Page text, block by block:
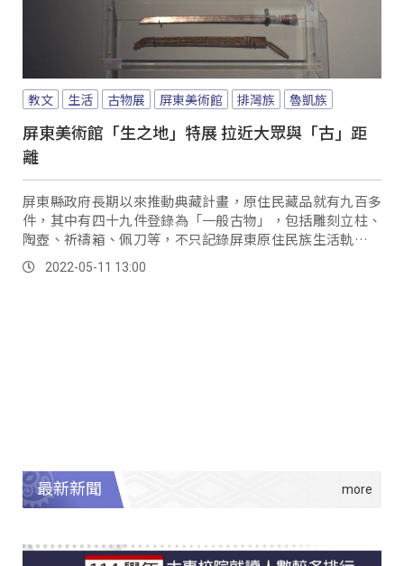
教文 生活 古物展 屏東美術館 排灣族 魯凱族
屏東美術館「生之地」特展 拉近大眾與「古」距
離
屏東縣政府長期以來推動典藏計畫，原住民藏品就有九百多
件，其中有四十九件登錄為「一般古物」，包括雕刻立柱、
陶壺、祈禱箱、佩刀等，不只記錄屏東原住民族生活軌跡，
也充分展現了排灣族和魯凱族文化藝術的獨特性。
2022-05-11 13:00
最新新聞